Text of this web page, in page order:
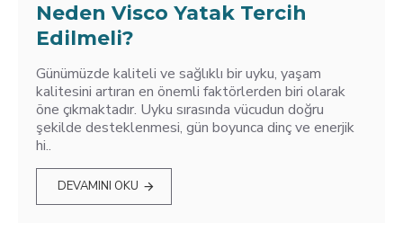
Neden Visco Yatak Tercih
Edilmeli?
Günümüzde kaliteli ve sağlıklı bir uyku, yaşam
kalitesini artıran en önemli faktörlerden biri olarak
öne çıkmaktadır. Uyku sırasında vücudun doğru
şekilde desteklenmesi, gün boyunca dinç ve enerjik
hi..
DEVAMINI OKU